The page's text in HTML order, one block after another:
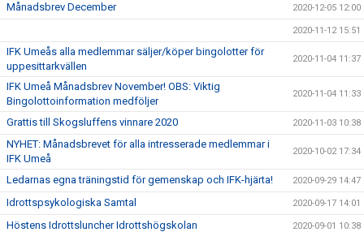
Månadsbrev December 2020-12-05 12:00
2020-11-12 15:51
IFK Umeås alla medlemmar säljer/köper bingolotter för
uppesittarkvällen
2020-11-04 11:37
IFK Umeå Månadsbrev November! OBS: Viktig
Bingolottoinformation medföljer
2020-11-04 11:33
Grattis till Skogsluffens vinnare 2020 2020-11-03 10:38
NYHET: Månadsbrevet för alla intresserade medlemmar i
IFK Umeå
2020-10-02 17:34
Ledarnas egna träningstid för gemenskap och IFK-hjärta! 2020-09-29 14:47
Idrottspsykologiska Samtal 2020-09-17 14:01
Höstens Idrottsluncher Idrottshögskolan 2020-09-01 10:38